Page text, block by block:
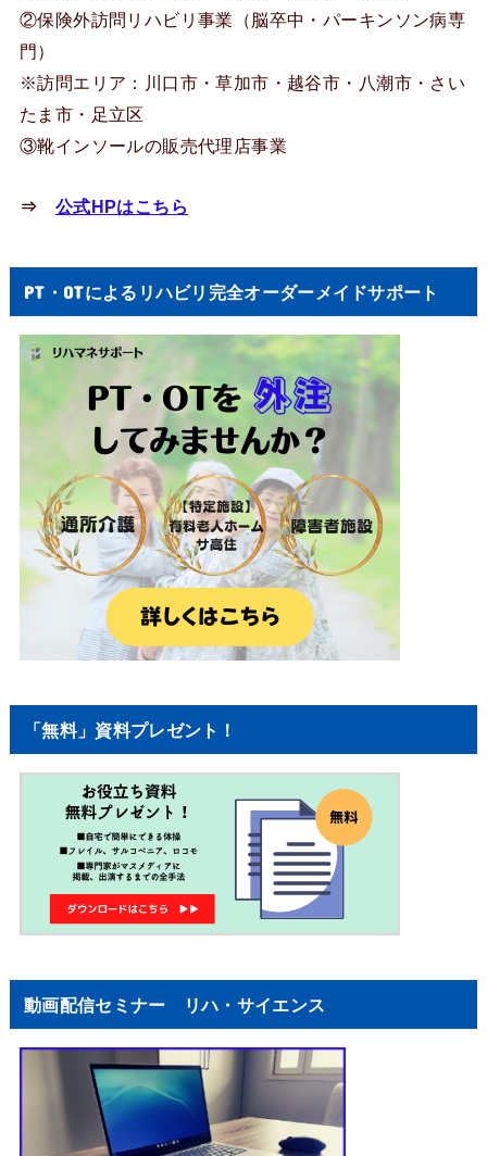
②保険外訪問リハビリ事業（脳卒中・パーキンソン病専
門）
※訪問エリア：川口市・草加市・越谷市・八潮市・さい
たま市・足立区
③靴インソールの販売代理店事業
⇒ 公式HPはこちら
PT・OTによるリハビリ完全オーダーメイドサポート
「無料」資料プレゼント！
動画配信セミナー リハ・サイエンス